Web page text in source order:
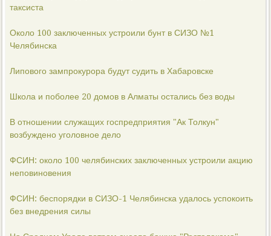
таксиста
Около 100 заключенных устроили бунт в СИЗО №1
Челябинска
Липового зампрокурора будут судить в Хабаровске
Школа и поболее 20 домов в Алматы остались без воды
В отношении служащих госпредприятия "Ак Толкун"
возбуждено уголовное дело
ФСИН: около 100 челябинских заключенных устроили акцию
неповиновения
ФСИН: беспорядки в СИЗО-1 Челябинска удалось успокоить
без внедрения силы